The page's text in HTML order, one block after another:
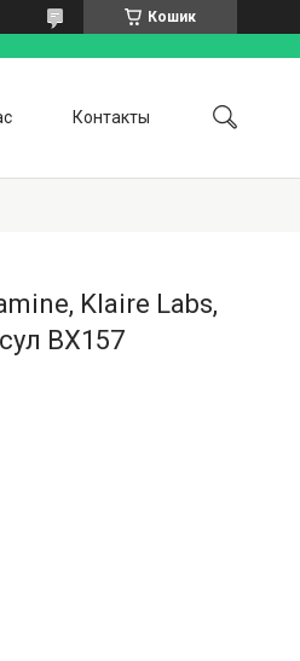
Кошик
Контакты
Klaire Labs,
BX157